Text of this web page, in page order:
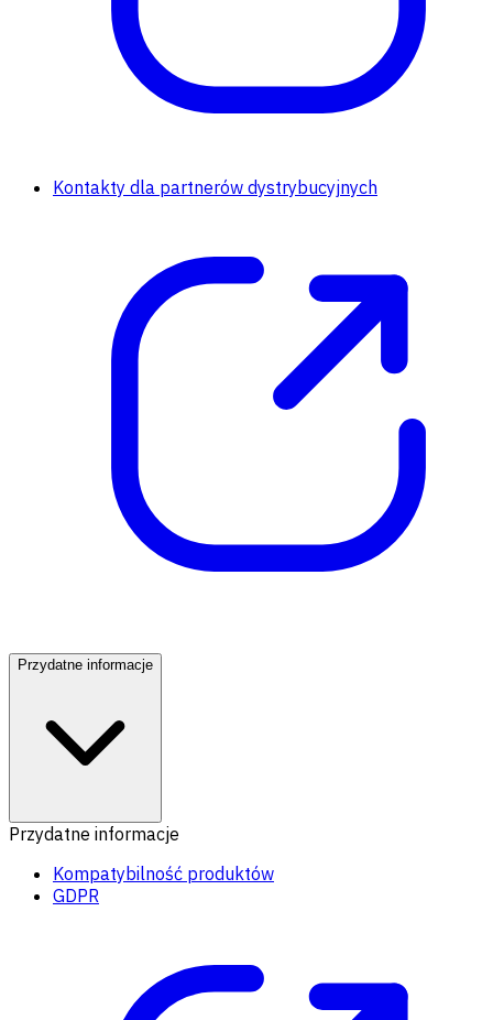
Kontakty dla partnerów dystrybucyjnych
Przydatne informacje
Przydatne informacje
Kompatybilność produktów
GDPR